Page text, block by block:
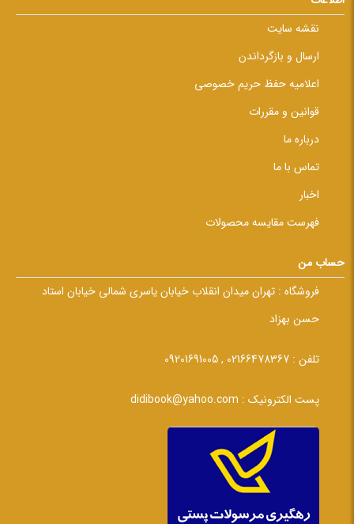
نقشه سایت
ارسال و بازگرداندن
اعلامیه حفظ حریم خصوصی
قوانین و مقررات
درباره ما
تماس با ما
اخبار
فهرست مقایسه محصولات
حساب من
فروشگاه : تهران میدان انقلاب خیابان یاسری شمالی خیابان استاد
حسن بهزاد
تلفن : 02166478367 , 09201691005
پست الکترونیک : didibook@yahoo.com